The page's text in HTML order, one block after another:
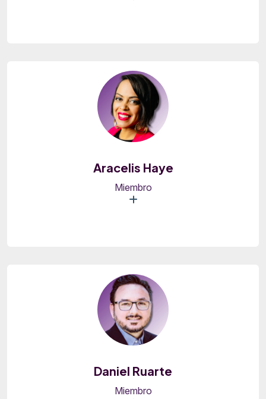
Aracelis Haye
Miembro
Daniel Ruarte
Miembro